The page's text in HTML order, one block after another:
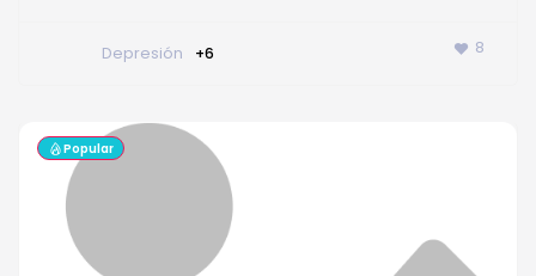
Depresión +6 8
Popular